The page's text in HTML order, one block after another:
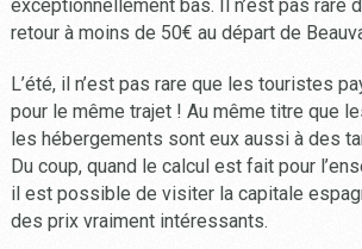
exceptionnellement bas. Il n’est pas rare
retour à moins de 50€ au départ de
L’été, il n’est pas rare que les touristes
pour le même trajet ! Au même titre que
les hébergements sont eux aussi à des
Du coup, quand le calcul est fait pour
il est possible de visiter la capitale
des prix vraiment intéressants.